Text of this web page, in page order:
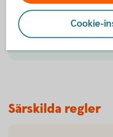
Bengt Ström är
på skog och lantbruk.
Särskilda regler
Cookie-